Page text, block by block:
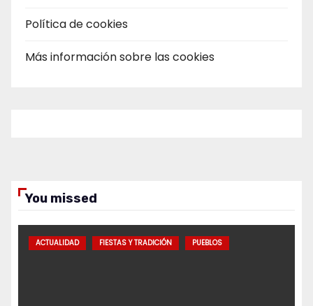
Política de cookies
Más información sobre las cookies
You missed
ACTUALIDAD FIESTAS Y TRADICIÓN PUEBLOS